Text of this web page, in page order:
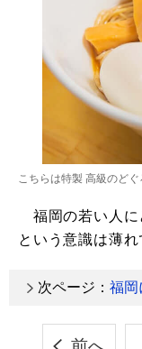
こちらは特製 高級のど
福岡の若い人に
という意識は薄れ
次ページ： 福岡